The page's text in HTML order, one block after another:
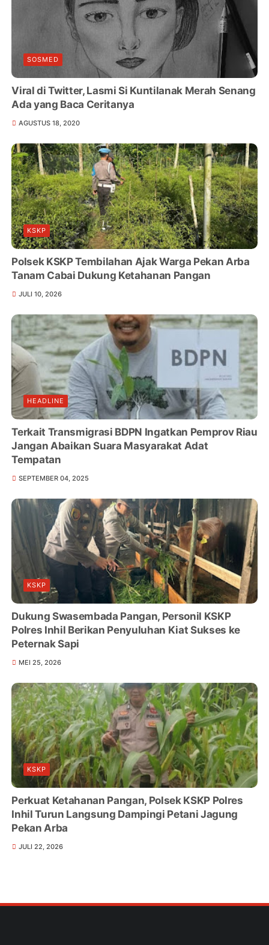
SOSMED
Viral di Twitter, Lasmi Si Kuntilanak Merah Senang
Ada yang Baca Ceritanya
AGUSTUS 18, 2020
KSKP
Polsek KSKP Tembilahan Ajak Warga Pekan Arba
Tanam Cabai Dukung Ketahanan Pangan
JULI 10, 2026
HEADLINE
Terkait Transmigrasi BDPN Ingatkan Pemprov Riau
Jangan Abaikan Suara Masyarakat Adat
Tempatan
SEPTEMBER 04, 2025
KSKP
Dukung Swasembada Pangan, Personil KSKP
Polres Inhil Berikan Penyuluhan Kiat Sukses ke
Peternak Sapi
MEI 25, 2026
KSKP
Perkuat Ketahanan Pangan, Polsek KSKP Polres
Inhil Turun Langsung Dampingi Petani Jagung
Pekan Arba
JULI 22, 2026